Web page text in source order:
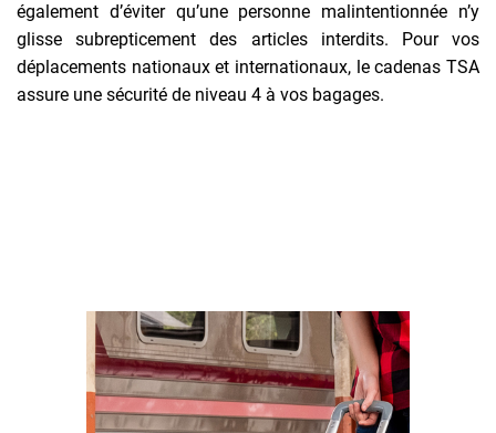
également d’éviter qu’une personne malintentionnée n’y
glisse subrepticement des articles interdits. Pour vos
déplacements nationaux et internationaux, le cadenas TSA
assure une sécurité de niveau 4 à vos bagages.